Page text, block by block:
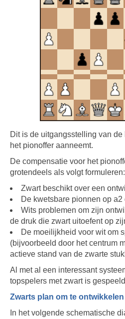
Dit is de uitgangsstelling van
het pionoffer aanneemt.
De compensatie voor het
grotendeels als volgt formuleren:
Zwart beschikt over een
De kwetsbare pionnen op a2
Wits problemen om zijn
de druk die zwart uitoefent op
De moeilijkheid voor wit om
(bijvoorbeeld door het centrum
actieve stand van de zwarte
Al met al een interessant
topspelers met zwart is
Zwarts plan om te ontwikkelen
In het volgende schematische